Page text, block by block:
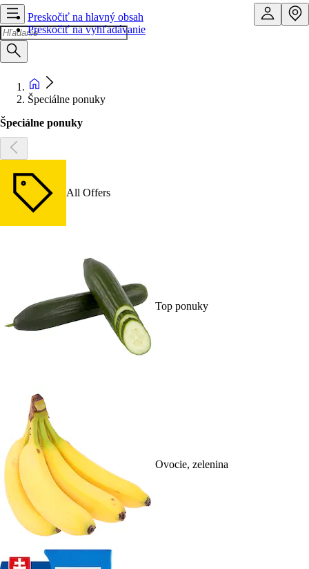
Preskočiť na hlavný obsah
Preskočiť na vyhľadávanie
Špeciálne ponuky
Špeciálne ponuky
All Offers
Top ponuky
Ovocie, zelenina